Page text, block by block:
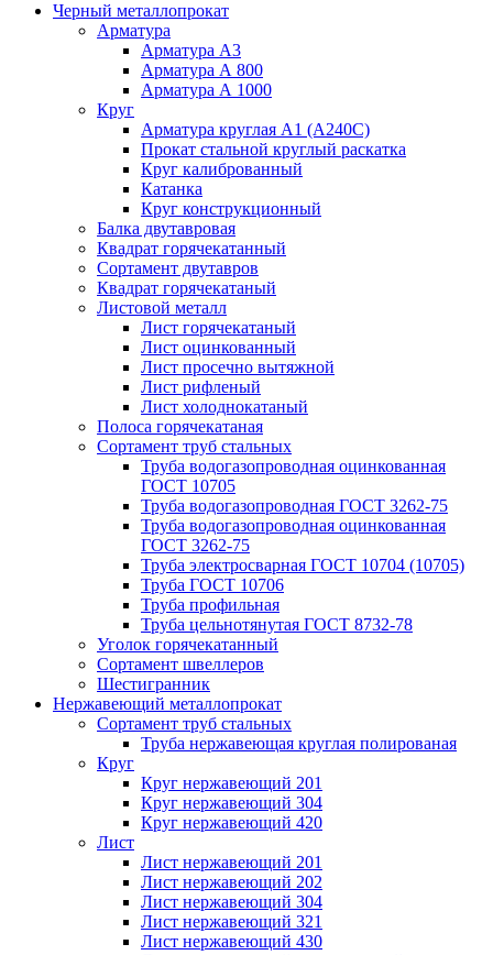
Черный металлопрокат
Арматура
Арматура А3
Арматура А 800
Арматура А 1000
Круг
Арматура круглая А1 (А240C)
Прокат стальной круглый раскатка
Круг калиброванный
Катанка
Круг конструкционный
Балка двутавровая
Квадрат горячекатанный
Сортамент двутавров
Квадрат горячекатаный
Листовой металл
Лист горячекатаный
Лист оцинкованный
Лист просечно вытяжной
Лист рифленый
Лист холоднокатаный
Полоса горячекатаная
Сортамент труб стальных
Труба водогазопроводная оцинкованная
ГОСТ 10705
Труба водогазопроводная ГОСТ 3262-75
Труба водогазопроводная оцинкованная
ГОСТ 3262-75
Труба электросварная ГОСТ 10704 (10705)
Труба ГОСТ 10706
Труба профильная
Труба цельнотянутая ГОСТ 8732-78
Уголок горячекатанный
Сортамент швеллеров
Шестигранник
Нержавеющий металлопрокат
Сортамент труб стальных
Труба нержавеющая круглая полированая
Круг
Круг нержавеющий 201
Круг нержавеющий 304
Круг нержавеющий 420
Лист
Лист нержавеющий 201
Лист нержавеющий 202
Лист нержавеющий 304
Лист нержавеющий 321
Лист нержавеющий 430